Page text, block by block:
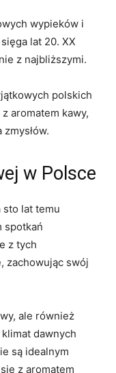
wypieków i
lat 20. XX
z ⁤najbliższymi.
polskich
aromatem kawy,
w Polsce
sto lat ‌temu
spotkań
z tych
zachowując swój
ale również
dawnych
są idealnym
z⁤ aromatem